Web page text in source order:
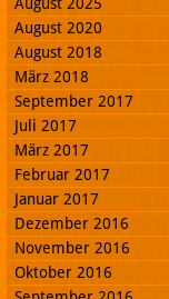
August 2020
August 2018
März 2018
September 2017
Juli 2017
März 2017
Februar 2017
Januar 2017
Dezember 2016
November 2016
Oktober 2016